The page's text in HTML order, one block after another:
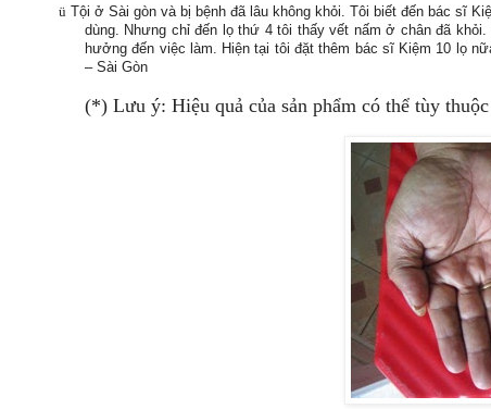
ü Tội ở Sài gòn và bị bệnh đã lâu không khỏi. Tôi biết đến bác sĩ
dùng. Nhưng chỉ đến lọ thứ 4 tôi thấy vết nấm ở chân đã
hưởng đến việc làm. Hiện tại tôi đặt thêm bác sĩ Kiệm 10 lọ
– Sài Gòn
(*) Lưu ý: Hiệu quả của sản phẩm có thể tùy